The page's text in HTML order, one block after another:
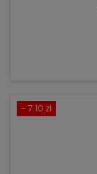
- 7.10 zł